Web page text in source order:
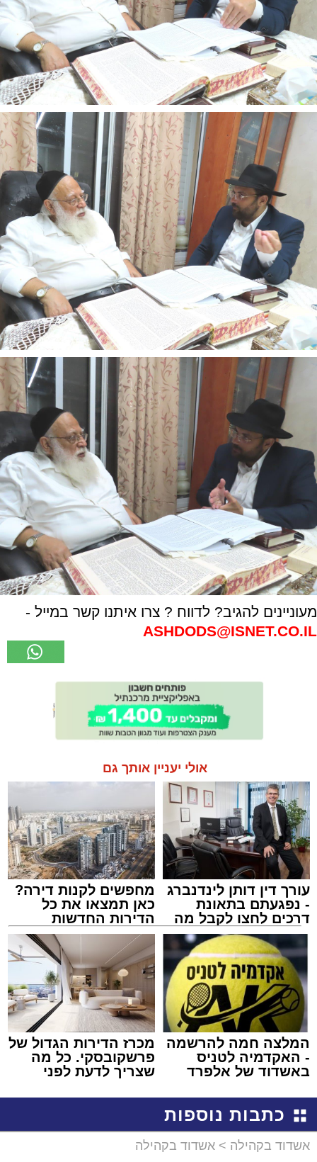
מעוניינים להגיב? לדווח ? צרו איתנו קשר במייל -
ASHDODS@ISNET.CO.IL
אולי יעניין אותך גם
עורך דין דותן לינדנברג
- נפגעתם בתאונת
דרכים לחצו לקבל מה
שמגיע לכם
מחפשים לקנות דירה?
כאן תמצאו את כל
הדירות החדשות
למכירה באשדוד >>>
המלצה חמה להרשמה
- האקדמיה לטניס
באשדוד של אלפרד
מכרז הדירות הגדול של
פרשקובסקי. כל מה
שצריך לדעת לפני
באשדוד
כתבות נוספות
אשדוד בקהילה > אשדוד בקהילה